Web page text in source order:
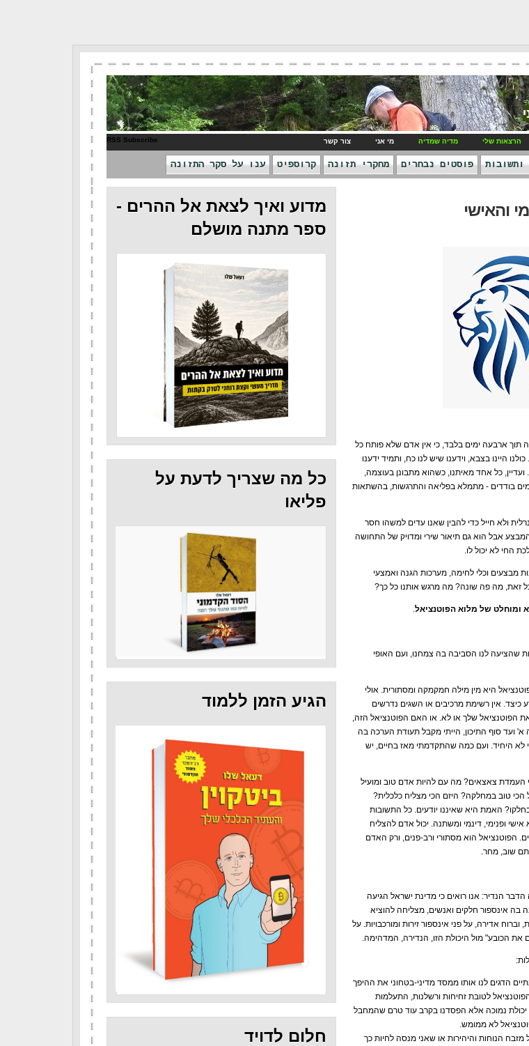
הרצאות שלי מדיה שמדיה מי אני צור קשר RSS Subscribe
ותשובות פוסטים נבחרים מחקרי תזונה קרוספיט ענו על סקר התזונה
והאישי
ארבעה ימים בלבד, כי אין אדם שלא פותח כל
היינו בצבא, וידענו שיש לנו כח, ותמיד ידענו
כל אחד מאיתנו, כשהוא מתבונן בעוצמה,
בודדים - מתמלא בפליאה והתרגשות, בהשתאות
ולא חייל כדי להבין שאנו עדים למשהו חסר
אבל הוא גם תיאור שירי ומדויק של התחושה
החי לא יכול לו.
מבצעים וכלי לחימה, מערכות הגנה ואמצעי
זאת, מה פה שונה? מה מרגש אותנו כל כך?
ומוחלט של מלוא הפוטנציאל.
שהציעה לנו הסביבה בה צמחנו, ועם האופי
היא מין מילה חמקמקה ומסתורית. אולי
כיצד. אין רשימת מרכיבים או השגים נדרשים
הפוטנציאל שלך או לא. או האם הפוטנציאל הזה,
ועד סוף התיכון, הייתי מקבל תעודת הערכה בה
לא היחיד. ועם כמה שהתקדמתי מאז בחיים, יש
העמדת צאצאים? מה עם להיות אדם טוב ומועיל
הכי טוב במחלקה? היזם הכי מצליח כלכלית?
האמת היא שאיננו יודעים. כל התשובות
ופנימי, דינמי ומשתנה. יכול אדם להצליח
הפוטנציאל הוא מסתורי ורב-פנים, ורק האדם
שוב, מחר.
הדבר הנדיר: אנו רואים כי מדינת ישראל הגיעה
בה אינספור חלקים ואנשים, מצליחה להוציא
אדירה, על פני אינספור זירות ומורכבויות. על
את הכובע" מול היכולת הזו, הנדירה, המדהימה.
הדגים לנו אותו ממסד מדיני-בטחוני את ההיפך
לטובת זחיחות ורשלנות, התעלמות
יכולת נמוכה אלא הפסדנו בקרב עוד טרם שהמחבל
לא ממומש.
הנוחות והיהירות או שאני מנסה לחיות כך
מדוע ואיך לצאת אל ההרים -
ספר מתנה מושלם
כל מה שצריך לדעת על
פליאו
הגיע הזמן ללמוד
חלום לדויד